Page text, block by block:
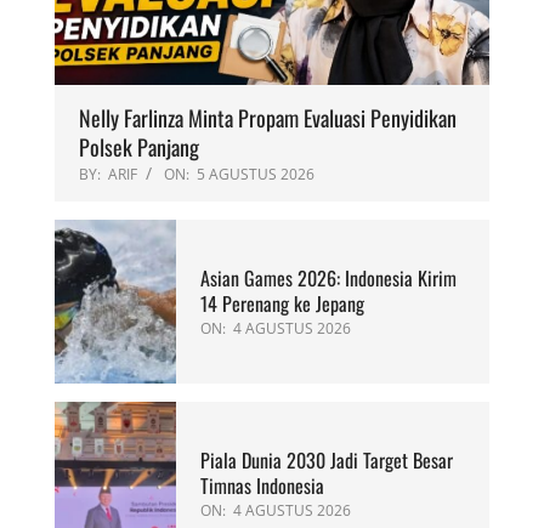
Nelly Farlinza Minta Propam Evaluasi Penyidikan
Polsek Panjang
BY: ARIF ON: 5 AGUSTUS 2026
Asian Games 2026: Indonesia Kirim
14 Perenang ke Jepang
ON: 4 AGUSTUS 2026
Piala Dunia 2030 Jadi Target Besar
Timnas Indonesia
ON: 4 AGUSTUS 2026